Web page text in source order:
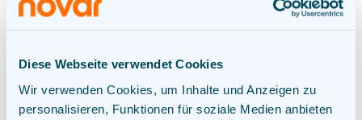
Diese Webseite verwendet Cookies
Wir verwenden Cookies, um Inhalte und Anzeigen zu
personalisieren, Funktionen für soziale Medien anbieten